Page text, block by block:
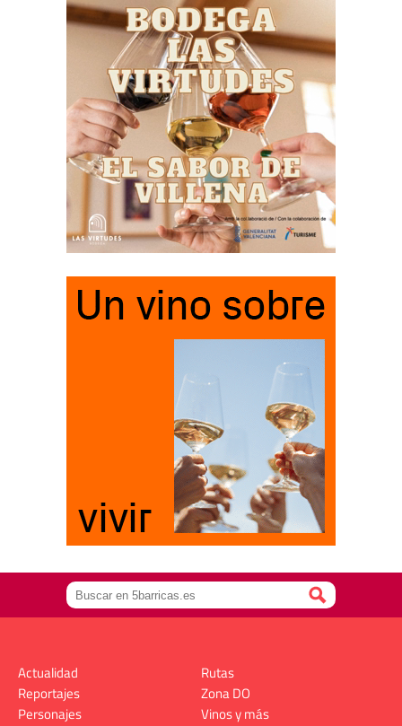
Actualidad
Reportajes
Personajes
Rutas
Zona DO
Vinos y más